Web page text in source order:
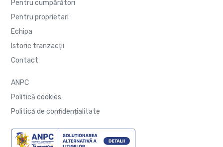
Pentru cumpărători
Pentru proprietari
Echipa
Istoric tranzacții
Contact
ANPC
Politică cookies
Politică de confidențialitate